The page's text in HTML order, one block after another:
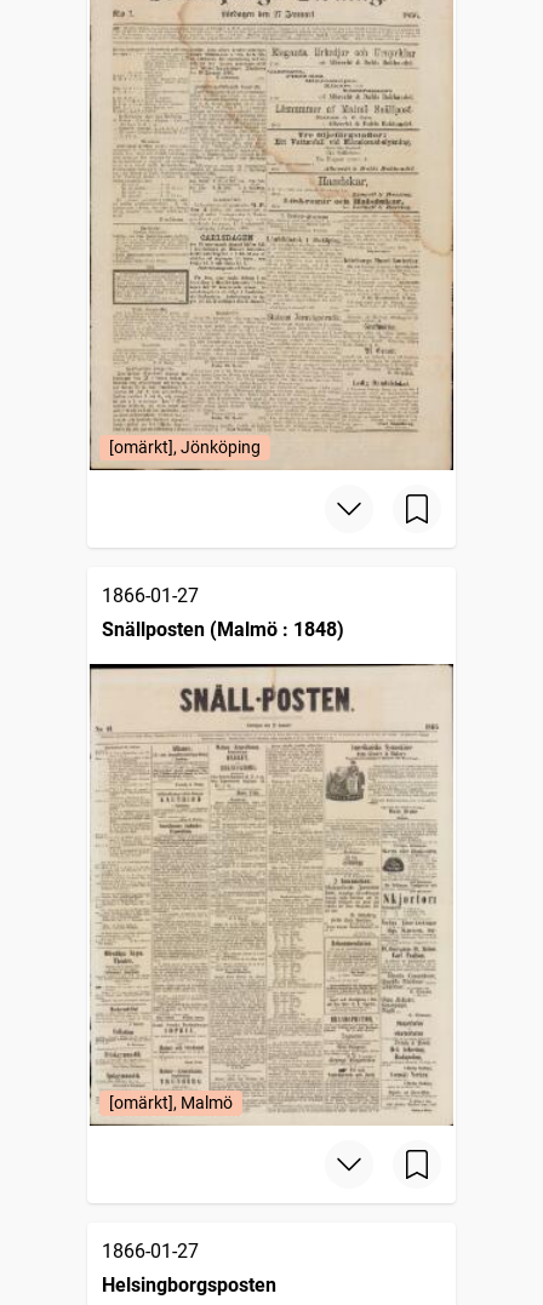
[omärkt], Jönköping
1866-01-27
Snällposten (Malmö : 1848)
[omärkt], Malmö
1866-01-27
Helsingborgsposten